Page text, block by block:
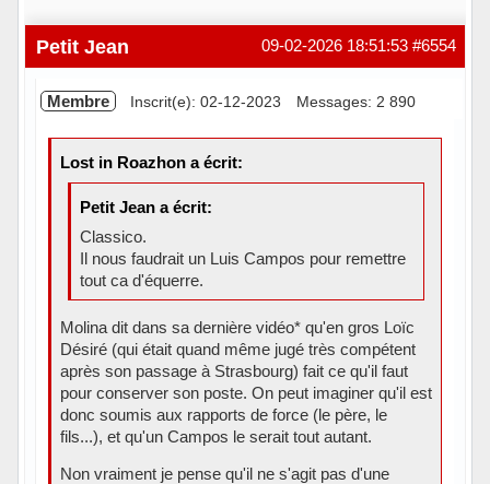
#6554
09-02-2026 18:51:53
Petit Jean
Membre Inscrit(e): 02-12-2023 Messages: 2 890
Lost in Roazhon a écrit:
Petit Jean a écrit:
Classico.
Il nous faudrait un Luis Campos pour remettre
tout ca d'équerre.
Molina dit dans sa dernière vidéo* qu'en gros Loïc
Désiré (qui était quand même jugé très compétent
après son passage à Strasbourg) fait ce qu'il faut
pour conserver son poste. On peut imaginer qu'il est
donc soumis aux rapports de force (le père, le
fils...), et qu'un Campos le serait tout autant.
Non vraiment je pense qu'il ne s'agit pas d'une